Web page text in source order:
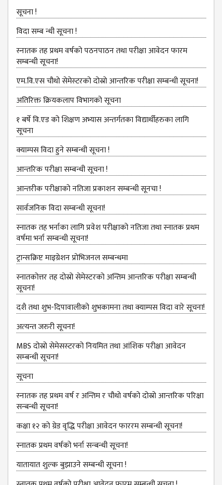
DEPARTMENT
NEPALI
DEPARTMENT
ENGLISH
DEPARTMENT
HUMANITIES &
SOCIAL
SCIENCE
DEPARTMENT
EDUCATION
DEPARTMENT
MANAGEMENT
DEPARTMENT
FACULTY
MEMBERS
TEACHING
STAFFS
NON
TEACHING
STAFFS
COURSES
BACHELOR
MANAGEMENT(BBS)
EDUCATION(B.ED)
HUMANITIES (BA)
MASTER
EDUCATION(M.ED)
(MBS)
ACADEMIC
सूचना !
विदा सम्ब न्धी सूचना !
स्‍नातक तह प्रथम वर्षको पठनपाठन तथा परीक्षा आवेदन फारम
सम्बन्धी सूचना!
एम.वि.एस चौथो सेमेस्‍टरको दोस्रो आन्तरिक परीक्षा सम्बन्धी सूचना!
अतिरिक्त क्रियकलाप विभागको सूचना
१ बर्षे वि.एड को शिक्षण अभ्यास अन्तर्गतका विद्यार्थीहरुका लागि
सूचना
क्याम्पस विदा हुने सम्बन्धी सूचना !
आन्‍तरिक परीक्षा सम्बन्धी सूचना !
आन्तरीक परीक्षाको नतिजा प्रकाशन सम्बन्धी सूनचा !
सार्वजनिक विदा सम्बन्धी सूचना!
स्नातक तह भर्नाका लागि प्रवेश परीक्षाको नतिजा तथा स्नातक प्रथम
वर्षमा भर्ना सम्बन्धी सूचना!
ट्रान्सक्रिप्ट माइग्रेशन प्रोभिजनल सम्बन्धमा
स्नातकोत्तर तह दोस्रो सेमेस्टरको अन्तिम आन्तरिक परीक्षा सम्बन्धी
सूचना!
दशै तथा शुभ-दिपावालीको शुभकामना तथा क्याम्पस विदा वारे सूचना!
अत्‍यन्‍त जरुरी सूचना!
MBS दोस्रो सेमेसस्‍टरको नियमित तथा आंशिक परीक्षा आवेदन
सम्‍बन्धी सूचना!
सूचना
स्‍नातक तह प्रथम वर्ष र अन्तिम र चौथो वर्षको दोस्रो आन्‍तरिक परिक्षा
सन्बन्धी सूचना!
कक्षा १२ को ग्रेड वृद्धि परीक्षा आवेदन फाररम सम्बन्धी सूचना!
स्नातक प्रथम वर्षको भर्ना सन्बन्धी सूचना!
यातायात शुल्‍क बुझाउने सम्बन्धी सूचना !